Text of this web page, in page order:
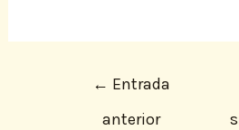
← Entrada
anterior